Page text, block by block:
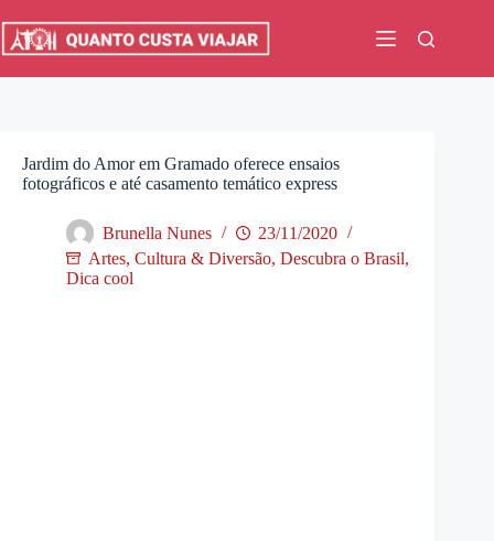
para
Jardim do Amor em Gramado oferece ensaios
fotográficos e até casamento temático express
Brunella Nunes
23/11/2020
Artes, Cultura & Diversão, Descubra o Brasil,
Dica cool